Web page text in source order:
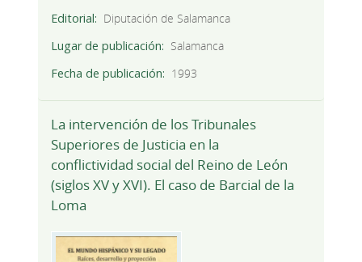
Editorial
Diputación de Salamanca
Lugar de publicación
Salamanca
Fecha de publicación
1993
La intervención de los Tribunales
Superiores de Justicia en la
conflictividad social del Reino de León
(siglos XV y XVI). El caso de Barcial de la
Loma